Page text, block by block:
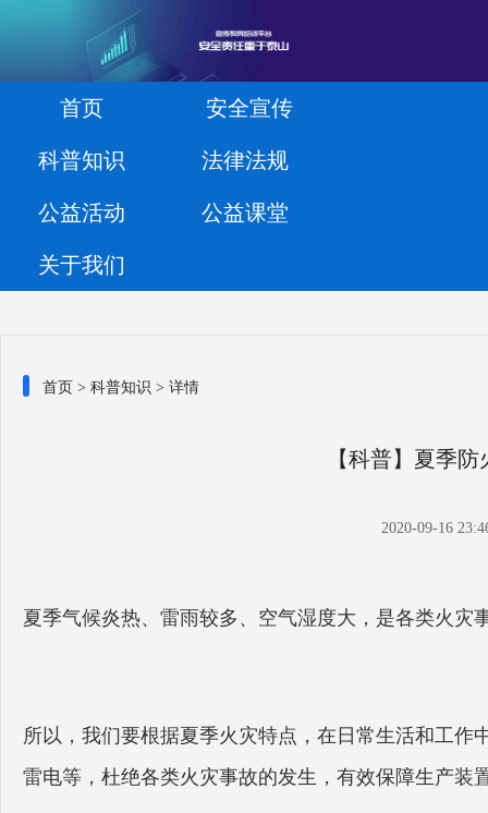
首页 安全宣传
科普知识 法律法规
公益活动 公益课堂
关于我们
首页 > 科普知识 > 详情
【科普】夏季
2020-09-16
夏季气候炎热、雷雨较多、空气湿度大，是各类火灾
所以，我们要根据夏季火灾特点，在日常生活和工作
雷电等，杜绝各类火灾事故的发生，有效保障生产装